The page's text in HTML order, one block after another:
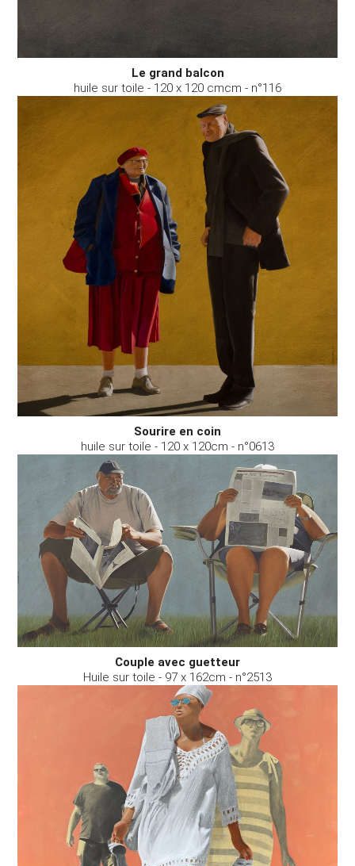
Le grand balcon
huile sur toile - 120 x 120 cmcm - n°116
Sourire en coin
huile sur toile - 120 x 120cm - n°0613
Couple avec guetteur
Huile sur toile - 97 x 162cm - n°2513